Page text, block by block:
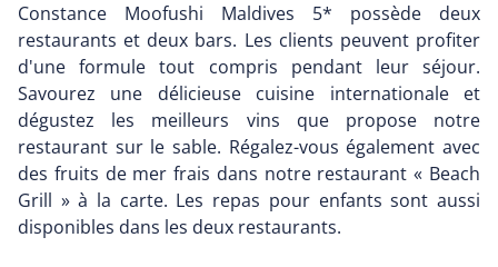
Constance Moofushi Maldives 5* possède deux
restaurants et deux bars. Les clients peuvent profiter
d'une formule tout compris pendant leur séjour.
Savourez une délicieuse cuisine internationale et
dégustez les meilleurs vins que propose notre
restaurant sur le sable. Régalez-vous également avec
des fruits de mer frais dans notre restaurant « Beach
Grill » à la carte. Les repas pour enfants sont aussi
disponibles dans les deux restaurants.